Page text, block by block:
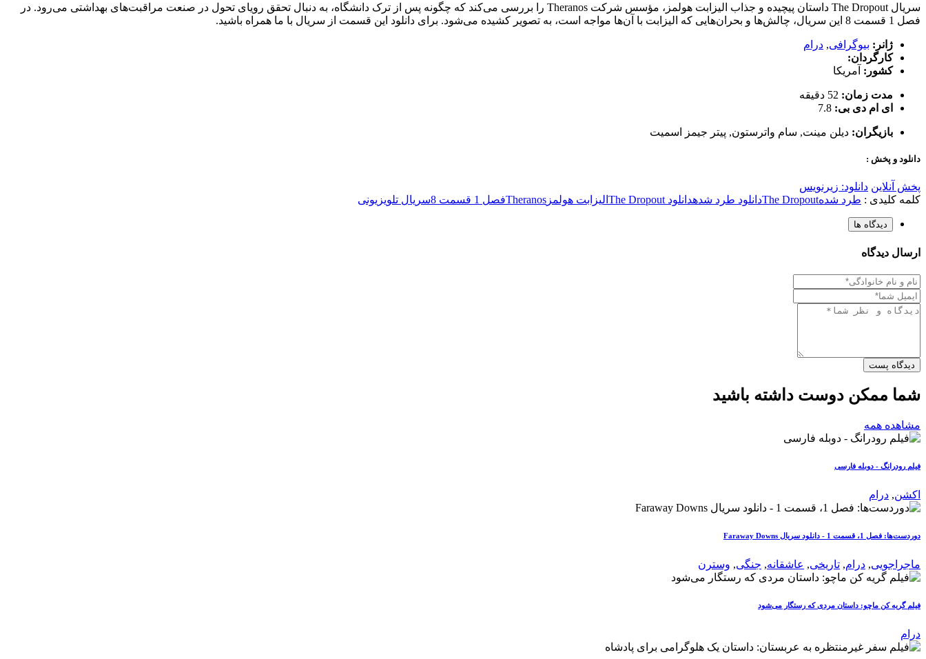
سریال The Dropout داستان پیچیده و جذاب الیزابت هولمز، مؤسس شرکت Theranos را بررسی می‌کند که چگونه پس از ترک دانشگاه، به دنبال تحقق رویای تحول در صنعت مراقبت‌های بهداشتی می‌رود. در
فصل 1 قسمت 8 این سریال، چالش‌ها و بحران‌هایی که الیزابت با آن‌ها مواجه است، به تصویر کشیده می‌شود. برای دانلود این قسمت از سریال با ما همراه باشید.
ژانر: بیوگرافی, درام
کارگردان:
کشور: آمریکا
مدت زمان: 52 دقیقه
ای ام دی بی: 7.8
بازیگران: دیلن مینت, سام واترستون, پیتر جیمز اسمیت
دانلود و پخش :
پخش آنلاین دانلود: زیرنویس
کلمه کلیدی : طرد شدهThe Dropoutدانلود طرد شدهدانلود The Dropout الیزابت هولمز Theranosفصل 1 قسمت 8 سریال تلویزیونی
دیدگاه ها
ارسال دیدگاه
دیدگاه پست
شما ممکن دوست داشته باشید
مشاهده همه
فیلم رودرانگ - دوبله فارسی
اکشن, درام
دوردست‌ها: فصل 1، قسمت 1 - دانلود سریال Faraway Downs
ماجراجویی, درام, تاریخی, عاشقانه, جنگی, وسترن
فیلم گریه کن ماچو: داستان مردی که رستگار می‌شود
درام